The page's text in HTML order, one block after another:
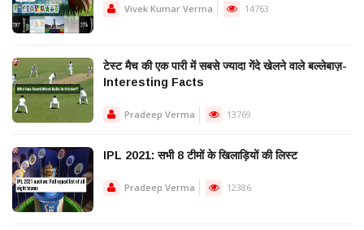
Vivek Kumar Verma 14763
टेस्ट मैच की एक पारी में सबसे ज्यादा गेंदे खेलने वाले बल्लेबाज़-
Interesting Facts
Pradeep Verma 13769
IPL 2021: सभी 8 टीमों के खिलाड़ियों की लिस्ट
Pradeep Verma 12386